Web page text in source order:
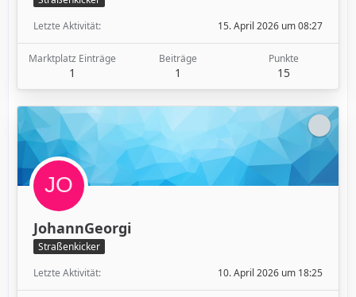
Letzte Aktivität
15. April 2026 um 08:27
Marktplatz Einträge
1
Beiträge
1
Punkte
15
JohannGeorgi
Straßenkicker
Letzte Aktivität
10. April 2026 um 18:25